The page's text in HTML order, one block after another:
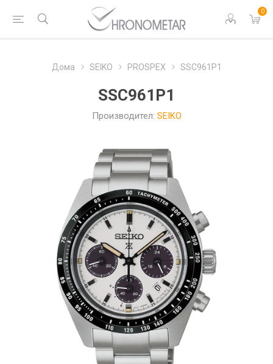
0
Дома SEIKO PROSPEX SSC961P1
SSC961P1
Производител: SEIKO